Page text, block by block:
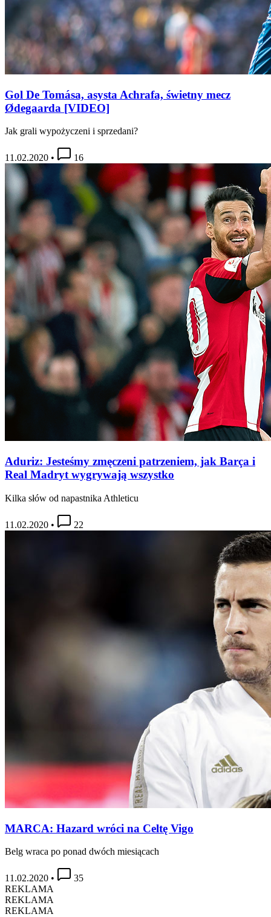
Gol De Tomása, asysta Achrafa, świetny mecz
Ødegaarda [VIDEO]
Jak grali wypożyczeni i sprzedani?
11.02.2020 • 16
Aduriz: Jesteśmy zmęczeni patrzeniem, jak Barça i
Real Madryt wygrywają wszystko
Kilka słów od napastnika Athleticu
11.02.2020 • 22
MARCA: Hazard wróci na Celtę Vigo
Belg wraca po ponad dwóch miesiącach
11.02.2020 •
35
REKLAMA
REKLAMA
REKLAMA